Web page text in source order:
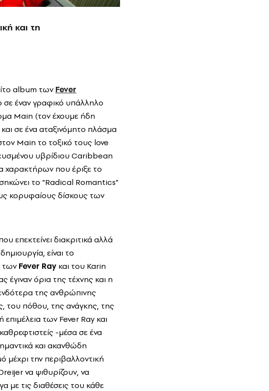
και τη
album των Fever
έναν γραφικό υπάλληλο
Main (τον έχουμε ήδη
σε ένα αταξινόμητο πλάσμα
Main το τοξικό τους love
υβρίδιου Caribbean
χαρακτήρων που έριξε το
το “Radical Romantics”
κορυφαίους δίσκους των
επεκτείνει διακριτικά αλλά
είναι το
των Fever Ray και του Karin
έγιναν όρια της τέχνης και η
της ανθρώπινης
του πόθου, της ανάγκης, της
επιμέλεια των Fever Ray και
-μέσα σε ένα
και ακανθώδη
μέχρι την περιβαλλοντική
να ψιθυρίζουν, να
με τις διαθέσεις του κάθε